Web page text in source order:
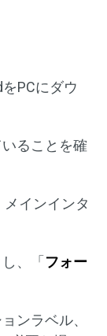
PCにダウ
ることを確
インインタ
、「 フォー
ンラベル、